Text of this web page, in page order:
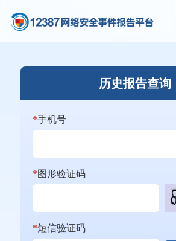
历史报告查询
*手机号
*图形验证码
*短信验证码